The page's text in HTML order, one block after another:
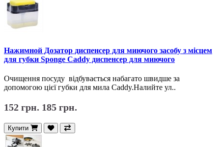
Нажимной Дозатор диспенсер для миючого засобу з місцем
для губки Sponge Caddy диспенсер для миючого
Очищення посуду відбувається набагато швидше за
допомогою цієї губки для мила Caddy.Налийте ул..
152 грн. 185 грн.
Купити